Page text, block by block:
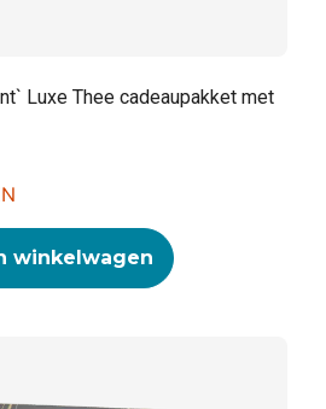
Luxe Thee cadeaupakket met
winkelwagen